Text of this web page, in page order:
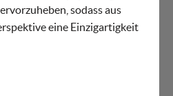
sodass aus
eine Einzigartigkeit